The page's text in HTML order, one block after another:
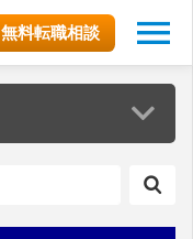
無料転職相談